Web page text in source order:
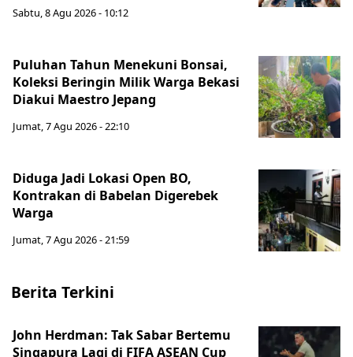
Sabtu, 8 Agu 2026 - 10:12
Puluhan Tahun Menekuni Bonsai,
Koleksi Beringin Milik Warga Bekasi
Diakui Maestro Jepang
Jumat, 7 Agu 2026 - 22:10
Diduga Jadi Lokasi Open BO,
Kontrakan di Babelan Digerebek
Warga
Jumat, 7 Agu 2026 - 21:59
Berita Terkini
John Herdman: Tak Sabar Bertemu
Singapura Lagi di FIFA ASEAN Cup